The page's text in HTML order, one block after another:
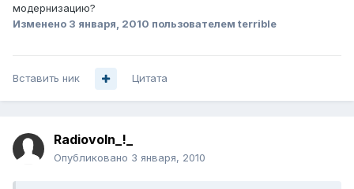
модернизацию?
Изменено 3 января, 2010 пользователем terrible
Вставить ник Цитата
Radiovoln_!_
Опубликовано 3 января, 2010